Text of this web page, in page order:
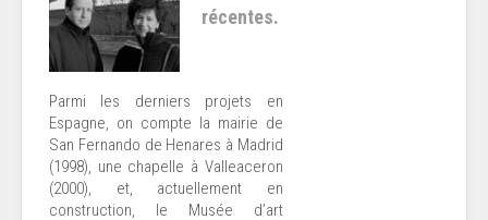
récentes.
Parmi les derniers projets en
Espagne, on compte la mairie de
San Fernando de Henares à Madrid
(1998), une chapelle à Valleaceron
(2000), et, actuellement en
construction, le Musée d’art